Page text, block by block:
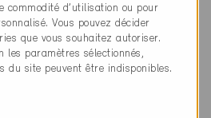
Genvex 350 avec
récupération de chaleur
(jusqu'en 2018)
Renouvellement d’air
commodité d’utilisation ou pour
Vous pouvez décider
que vous souhaitez autoriser.
les paramètres sélectionnés,
du site peuvent être indisponibles.